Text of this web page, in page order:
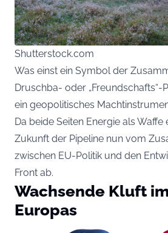
Shutterstock.com
Was einst ein Symbol der
Druschba- oder „Freundschafts“-
ein geopolitisches
Da beide Seiten Energie als Waffe
Zukunft der Pipeline nun vom
zwischen EU-Politik und den
Front ab.
Wachsende Kluft
Europas